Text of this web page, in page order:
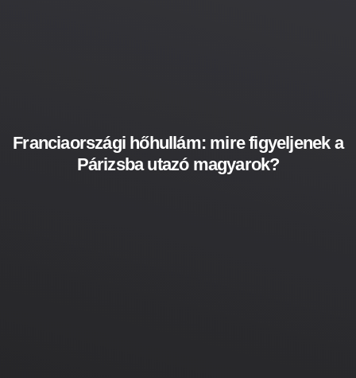
Franciaországi hőhullám: mire figyeljenek a
Párizsba utazó magyarok?